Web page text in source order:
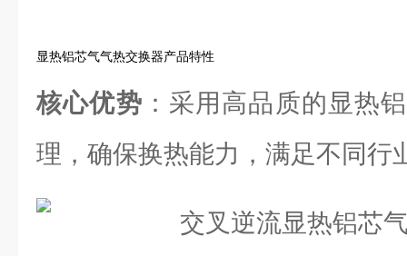
显热铝芯气气热交换器产品特性
核心优势 ：采用高品质的显热
理，确保换热能力，满足不同行